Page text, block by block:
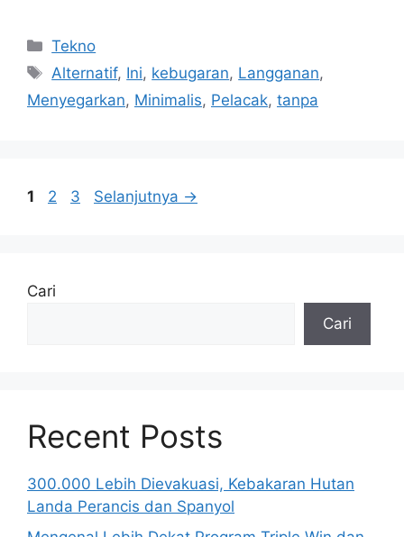
Kategori
Tekno
Tag
Alternatif, Ini, kebugaran, Langganan,
Menyegarkan, Minimalis, Pelacak, tanpa
Halaman
1 Halaman
2 Halaman
3 Selanjutnya →
Cari
Cari
Recent Posts
300.000 Lebih Dievakuasi, Kebakaran Hutan
Landa Perancis dan Spanyol